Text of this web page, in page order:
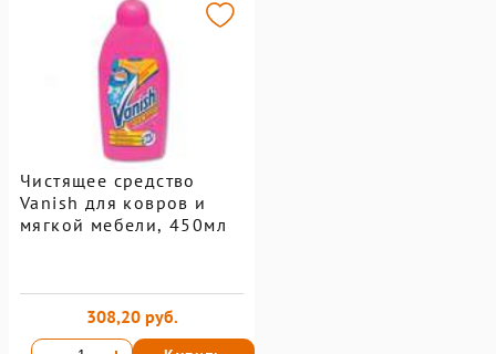
Чистящее средство
Vanish для ковров и
мягкой мебели, 450мл
308,20 руб.